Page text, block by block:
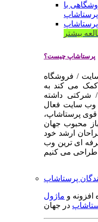
با
پرستاشاپ
بیشتر
پرستاشاپ چیست؟
/ فروشگاه
می کند به
داشته
باشید. در حال حاضر بیش از 300000 وب سایت فعال
قوی پرستاشاپ،
محبوب جهان
ارشد خود
ای ترین وب
پرستاشاپ
و ماژول
در جهان